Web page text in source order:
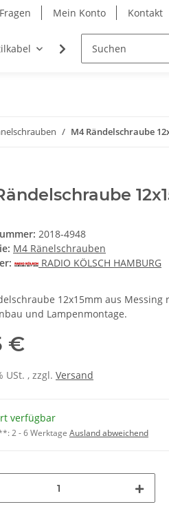
Mein Konto Kontakt
Möbel-Ersatzteile
M4 Rändelschraube
2018-4948
M4 Ränelschrauben
RADIO KÖLSCH HAMBURG
12x15mm aus
und Lampenmontage.
€
USt. , zzgl. Versand
verfügbar
2 - 6 Werktage Ausland abweichend